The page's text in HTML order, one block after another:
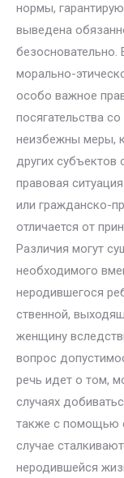
нормы,
выведена
безосновательно.
мораль­но-
особо важное
посягательства
неизбежны меры,
других
правовая
или гражданско-
отличается от
Различия могут
необходимого
неродившегося
ственной,
женщину
вопрос
речь идет о том,
случаях
также с помощью
случае
неродившейся